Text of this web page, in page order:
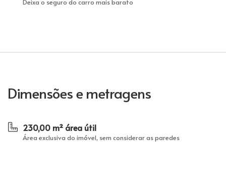
Deixa o seguro do carro mais barato
Dimensões e metragens
230,00 m² área útil
Área exclusiva do imóvel, sem considerar as paredes